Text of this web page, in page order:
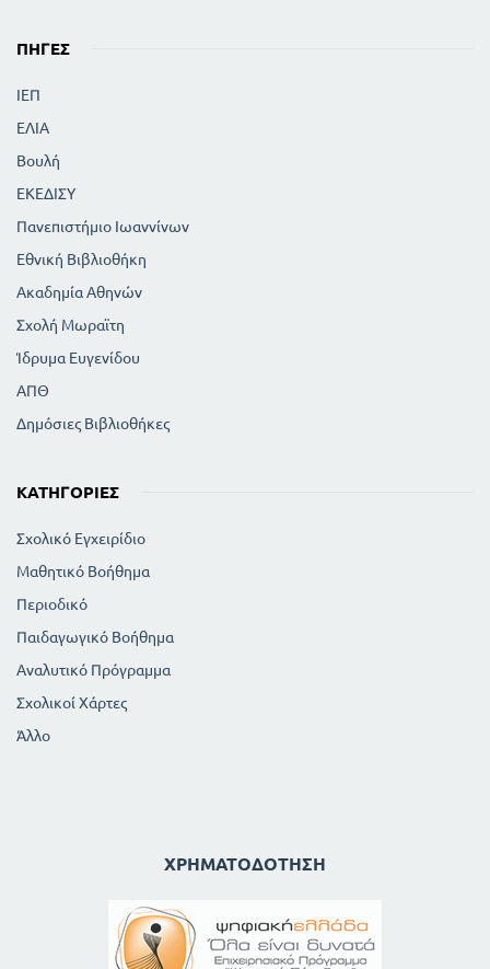
ΠΗΓΈΣ
ΙΕΠ
ΕΛΙΑ
Βουλή
ΕΚΕΔΙΣΥ
Πανεπιστήμιο Ιωαννίνων
Εθνική Βιβλιοθήκη
Ακαδημία Αθηνών
Σχολή Μωραϊτη
Ίδρυμα Ευγενίδου
ΑΠΘ
Δημόσιες Βιβλιοθήκες
ΚΑΤΗΓΟΡΊΕΣ
Σχολικό Εγχειρίδιο
Μαθητικό Βοήθημα
Περιοδικό
Παιδαγωγικό Βοήθημα
Αναλυτικό Πρόγραμμα
Σχολικοί Χάρτες
Άλλο
ΧΡΗΜΑΤΟΔΌΤΗΣΗ